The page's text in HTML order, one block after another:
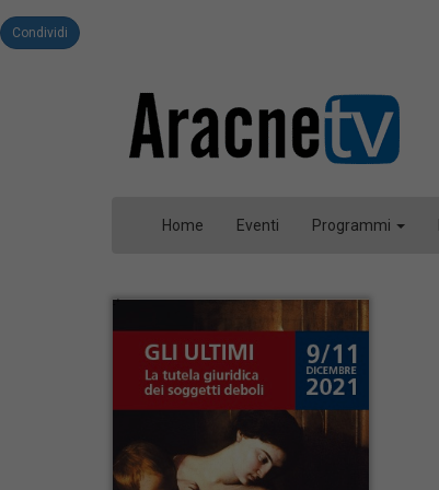
Condividi
Home Eventi Programmi